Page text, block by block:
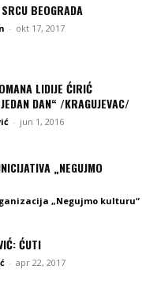
BEOGRADA
- okt 17, 2017
LIDIJE ĆIRIĆ
DAN“ /KRAGUJEVAC/
- jun 1, 2016
„NEGUJMO
„Negujmo kulturu“
ĆUTI
- apr 22, 2017